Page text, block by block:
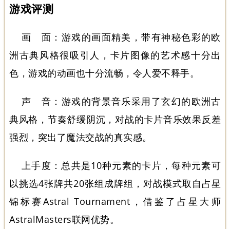
游戏评测
画 面：游戏的画面精美，带有神秘色彩的欧
洲古典风格很吸引人，卡片图像的艺术感十分出
色，游戏的动画也十分流畅，令人爱不释手。
声 音：游戏的背景音乐采用了玄幻的欧洲古
典风格，节奏舒缓阴沉，对战的卡片音乐效果反差
强烈，突出了魔法交战的真实感。
上手度：总共是10种元素的卡片，每种元素可
以挑选4张牌共20张组成牌组，对战模式取自占星
锦标赛Astral Tournament，借鉴了占星大师
AstralMasters联网优势。